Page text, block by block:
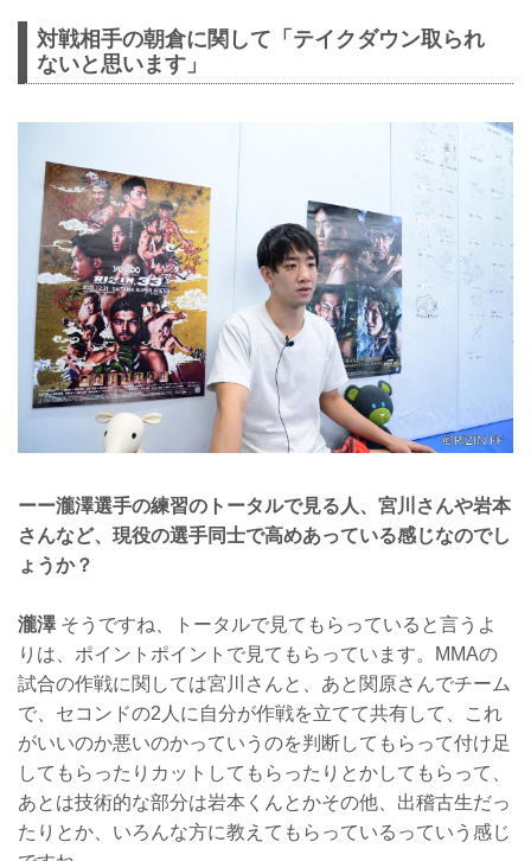
対戦相手の朝倉に関して「テイクダウン取られ
ないと思います」
ーー瀧澤選手の練習のトータルで見る人、宮川さんや岩本
さんなど、現役の選手同士で高めあっている感じなのでし
ょうか？
瀧澤そうですね、トータルで見てもらっていると言うよ
りは、ポイントポイントで見てもらっています。MMAの
試合の作戦に関しては宮川さんと、あと関原さんでチーム
で、セコンドの2人に自分が作戦を立てて共有して、これ
がいいのか悪いのかっていうのを判断してもらって付け足
してもらったりカットしてもらったりとかしてもらって、
あとは技術的な部分は岩本くんとかその他、出稽古生だっ
たりとか、いろんな方に教えてもらっているっていう感じ